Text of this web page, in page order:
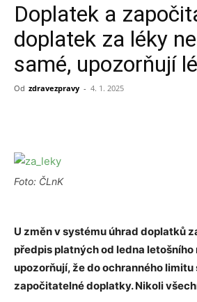
Doplatek a
doplatek za léky
samé, upozorňují
Od zdravezpravy - 4. 1. 2025
Foto: ČLnK
U změn v systému úhrad doplatků
předpis platných od ledna
upozorňují, že do ochranného limitu
započitatelné doplatky. Nikoli